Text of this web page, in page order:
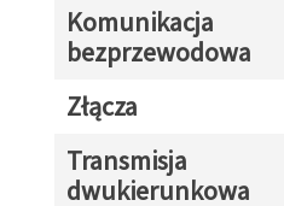
Komunikacja
bezprzewodowa
Złącza
Transmisja
dwukierunkowa